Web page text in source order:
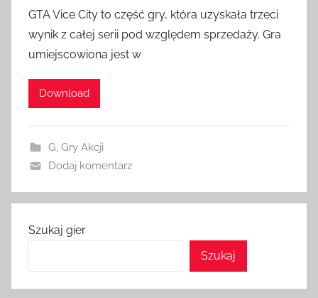
GTA Vice City to część gry, która uzyskała trzeci
wynik z całej serii pod względem sprzedaży. Gra
umiejscowiona jest w
Download
G, Gry Akcji
Dodaj komentarz
Szukaj gier
Szukaj